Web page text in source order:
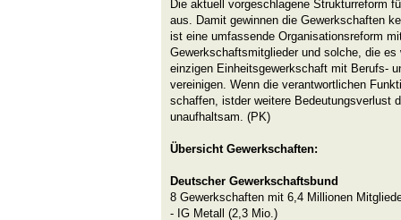
Die aktuell vorgeschlagene Strukturreform
aus. Damit gewinnen die Gewerkschaften
ist eine umfassende Organisationsreform
Gewerkschaftsmitglieder und solche, die es
einzigen Einheitsgewerkschaft mit Berufs-
vereinigen. Wenn die verantwortlichen
schaffen, istder weitere Bedeutungsverlust
unaufhaltsam. (PK)
Übersicht Gewerkschaften:
Deutscher Gewerkschaftsbund
8 Gewerkschaften mit 6,4 Millionen
- IG Metall (2,3 Mio.)